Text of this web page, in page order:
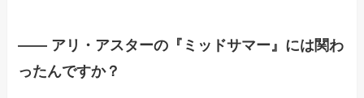
—— アリ・アスターの『ミッドサマー』には関わ
ったんですか？